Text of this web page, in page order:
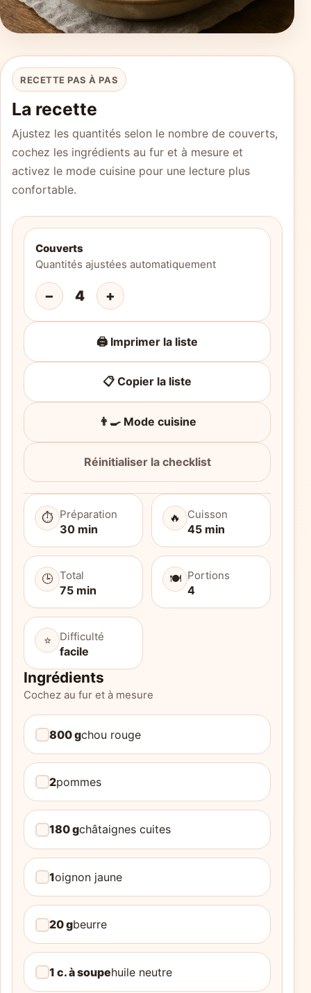
RECETTE PAS À PAS
La recette
Ajustez les quantités selon le nombre de couverts,
cochez les ingrédients au fur et à mesure et
activez le mode cuisine pour une lecture plus
confortable.
Couverts
Quantités ajustées automatiquement
− 4 +
🖨️ Imprimer la liste
📋 Copier la liste
👨‍🍳 Mode cuisine
Réinitialiser la checklist
⏱️ Préparation
30 min
🔥 Cuisson
45 min
🕒 Total
75 min
🍽️ Portions
4
⭐ Difficulté
facile
Ingrédients
Cochez au fur et à mesure
800 gchou rouge
2pommes
180 gchâtaignes cuites
1oignon jaune
20 gbeurre
1 c. à soupehuile neutre